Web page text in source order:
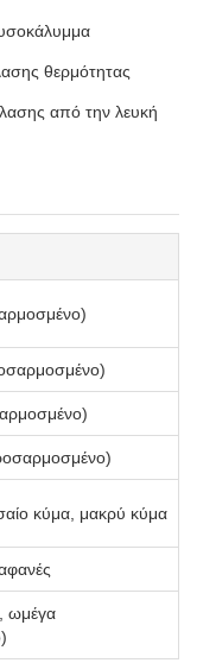
θερμότητας
από την λευκή
κύμα, μακρύ κύμα
ωμέγα